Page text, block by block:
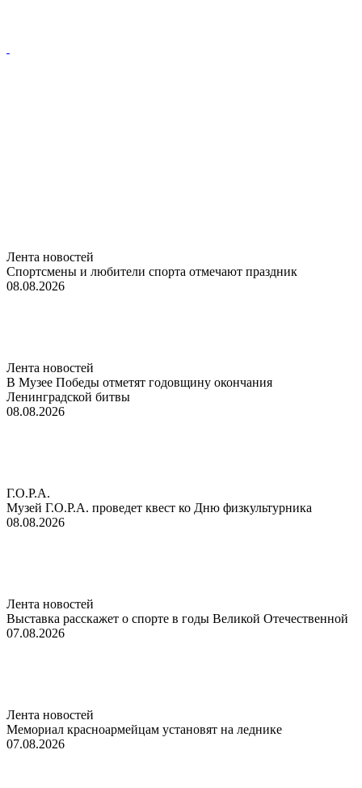
Лента новостей
Спортсмены и любители спорта отмечают праздник
08.08.2026
Лента новостей
В Музее Победы отметят годовщину окончания
Ленинградской битвы
08.08.2026
Г.О.Р.А.
Музей Г.О.Р.А. проведет квест ко Дню физкультурника
08.08.2026
Лента новостей
Выставка расскажет о спорте в годы Великой Отечественной
07.08.2026
Лента новостей
Мемориал красноармейцам установят на леднике
07.08.2026